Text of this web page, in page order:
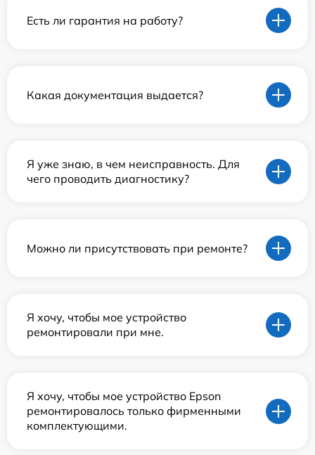
Есть ли гарантия на работу?
Какая документация выдается?
Я уже знаю, в чем неисправность. Для
чего проводить диагностику?
Можно ли присутствовать при ремонте?
Я хочу, чтобы мое устройство
ремонтировали при мне.
Я хочу, чтобы мое устройство Epson
ремонтировалось только фирменными
комплектующими.